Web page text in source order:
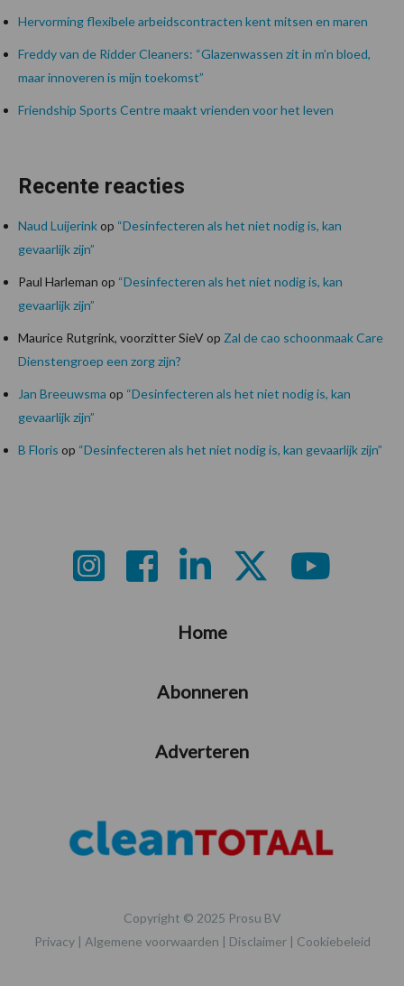
Hervorming flexibele arbeidscontracten kent mitsen en maren
Freddy van de Ridder Cleaners: “Glazenwassen zit in m’n bloed,
maar innoveren is mijn toekomst”
Friendship Sports Centre maakt vrienden voor het leven
Recente reacties
Naud Luijerinkop “Desinfecteren als het niet nodig is, kan
gevaarlijk zijn”
Paul Harleman op “Desinfecteren als het niet nodig is, kan
gevaarlijk zijn”
Maurice Rutgrink, voorzitter SieVop Zal de cao schoonmaak Care
Dienstengroep een zorg zijn?
Jan Breeuwsma op “Desinfecteren als het niet nodig is, kan
gevaarlijk zijn”
B Floris op “Desinfecteren als het niet nodig is, kan gevaarlijk zijn”
Home
Abonneren
Adverteren
Copyright © 2025 Prosu BV
Privacy| Algemene voorwaarden | Disclaimer| Cookiebeleid